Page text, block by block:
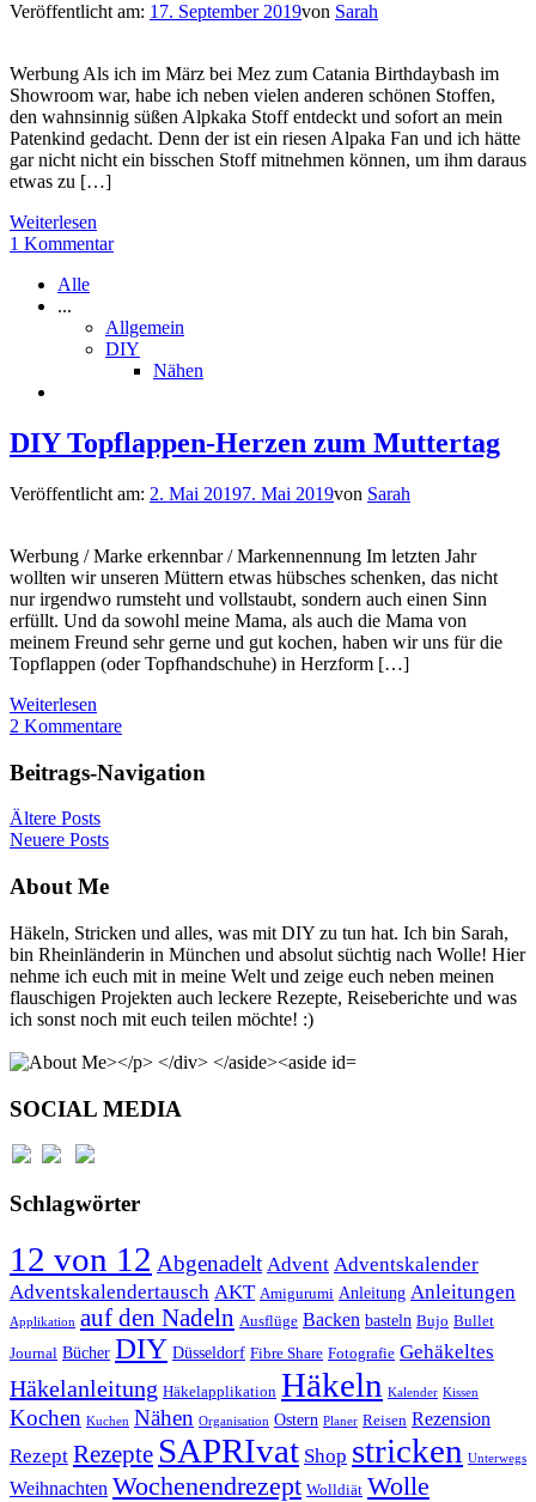
Veröffentlicht am: 17. September 2019von Sarah
Werbung Als ich im März bei Mez zum Catania Birthdaybash im
Showroom war, habe ich neben vielen anderen schönen Stoffen,
den wahnsinnig süßen Alpkaka Stoff entdeckt und sofort an mein
Patenkind gedacht. Denn der ist ein riesen Alpaka Fan und ich hätte
gar nicht nicht ein bisschen Stoff mitnehmen können, um ihm daraus
etwas zu […]
Weiterlesen
1 Kommentar
Alle
...
Allgemein
DIY
Nähen
DIY Topflappen-Herzen zum Muttertag
Veröffentlicht am: 2. Mai 20197. Mai 2019von Sarah
Werbung / Marke erkennbar / Markennennung Im letzten Jahr
wollten wir unseren Müttern etwas hübsches schenken, das nicht
nur irgendwo rumsteht und vollstaubt, sondern auch einen Sinn
erfüllt. Und da sowohl meine Mama, als auch die Mama von
meinem Freund sehr gerne und gut kochen, haben wir uns für die
Topflappen (oder Topfhandschuhe) in Herzform […]
Weiterlesen
2 Kommentare
Beitrags-Navigation
Ältere Posts
Neuere Posts
About Me
Häkeln, Stricken und alles, was mit DIY zu tun hat. Ich bin Sarah,
bin Rheinländerin in München und absolut süchtig nach Wolle! Hier
nehme ich euch mit in meine Welt und zeige euch neben meinen
flauschigen Projekten auch leckere Rezepte, Reiseberichte und was
ich sonst noch mit euch teilen möchte! :)
SOCIAL MEDIA
Schlagwörter
12 von 12 Abgenadelt Advent Adventskalender
Adventskalendertausch AKT Amigurumi Anleitung Anleitungen
Applikation auf den Nadeln Ausflüge Backen basteln Bujo Bullet
Journal Bücher DIY Düsseldorf Fibre Share Fotografie Gehäkeltes
Häkelanleitung Häkelapplikation Häkeln Kalender Kissen
Kochen Kuchen Nähen Organisation Ostern Planer Reisen Rezension
Rezept Rezepte SAPRIvat Shop stricken Unterwegs
Weihnachten Wochenendrezept Wolldiät Wolle